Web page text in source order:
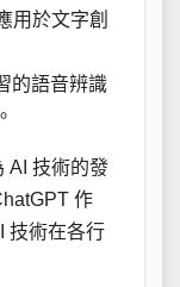
用於文字創
的語音辨識
AI 技術的發
作
技術在各行